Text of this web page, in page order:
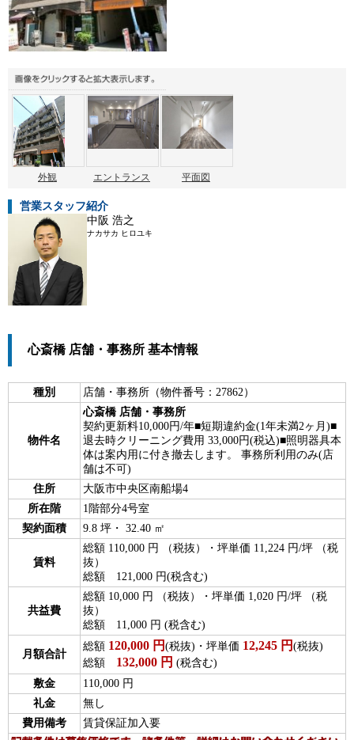
外観 エントランス 平面図
営業スタッフ紹介
中阪 浩之
ナカサカ ヒロユキ
心斎橋 店舗・事務所 基本情報
種別 店舗・事務所（物件番号：27862）
物件名
心斎橋 店舗・事務所
契約更新料10,000円/年■短期違約金(1年未満2ヶ月)■
退去時クリーニング費用 33,000円(税込)■照明器具本
体は案内用に付き撤去します。 事務所利用のみ(店
舗は不可)
住所
大阪市中央区南船場4
所在階
1階部分4号室
契約面積
9.8 坪・ 32.40 ㎡
賃料
総額 110,000 円 （税抜）・坪単価 11,224 円/坪 （税
抜）
総額 121,000 円(税含む)
共益費
総額 10,000 円 （税抜）・坪単価 1,020 円/坪 （税
抜）
総額 11,000 円 (税含む)
月額合計
総額 120,000 円 (税抜)・坪単価 12,245 円 (税抜)
総額 132,000 円 (税含む)
敷金
110,000 円
礼金
無し
費用備考
賃貸保証加入要